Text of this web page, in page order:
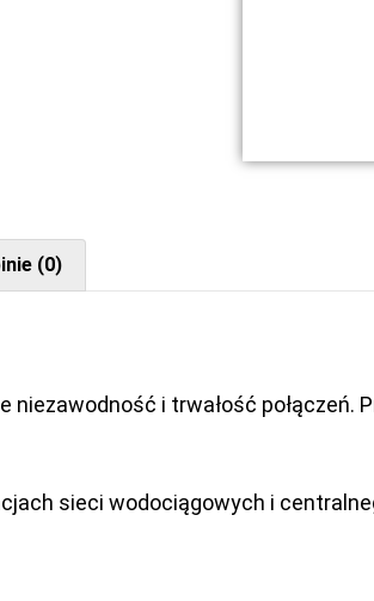
(0)
niezawodność i trwałość
sieci wodociągowych i